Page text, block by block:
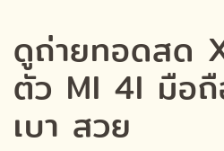
ดูถ่ายทอดสด
ตัว MI 4I มือถื
เบา สวย